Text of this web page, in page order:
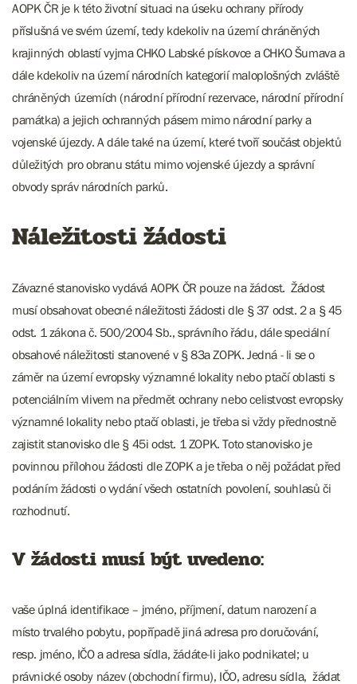
AOPK ČR je k této životní situaci na úseku ochrany přírody
příslušná ve svém území, tedy kdekoliv na území chráněných
krajinných oblastí vyjma CHKO Labské pískovce a CHKO Šumava a
dále kdekoliv na území národních kategorií maloplošných zvláště
chráněných územích (národní přírodní rezervace, národní přírodní
památka) a jejich ochranných pásem mimo národní parky a
vojenské újezdy. A dále také na území, které tvoří součást objektů
důležitých pro obranu státu mimo vojenské újezdy a správní
obvody správ národních parků.
Náležitosti žádosti
Závazné stanovisko vydává AOPK ČR pouze na žádost. Žádost
musí obsahovat obecné náležitosti žádosti dle § 37 odst. 2 a § 45
odst. 1 zákona č. 500/2004 Sb., správního řádu, dále speciální
obsahové náležitosti stanovené v § 83a ZOPK. Jedná - li se o
záměr na území evropsky významné lokality nebo ptačí oblasti s
potenciálním vlivem na předmět ochrany nebo celistvost evropsky
významné lokality nebo ptačí oblasti, je třeba si vždy přednostně
zajistit stanovisko dle § 45i odst. 1 ZOPK. Toto stanovisko je
povinnou přílohou žádosti dle ZOPK a je třeba o něj požádat před
podáním žádosti o vydání všech ostatních povolení, souhlasů či
rozhodnutí.
V žádosti musí být uvedeno:
vaše úplná identifikace – jméno, příjmení, datum narození a
místo trvalého pobytu, popřípadě jiná adresa pro doručování,
resp. jméno, IČO a adresa sídla, žádáte-li jako podnikatel; u
právnické osoby název (obchodní firmu), IČO, adresu sídla, žádat